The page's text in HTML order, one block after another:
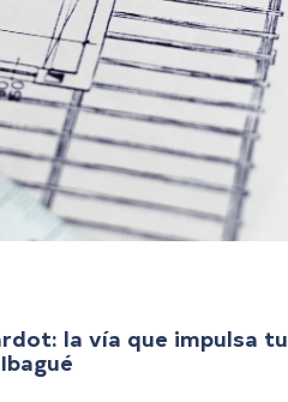
la vía que impulsa tu